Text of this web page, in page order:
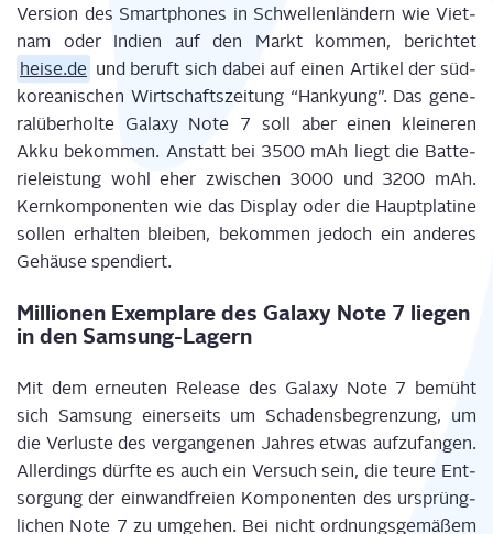
Ver­si­on des Smart­phones in Schwel­len­län­dern wie Viet­
nam oder Indi­en auf den Markt kom­men, berich­tet
heise.de und beruft sich dabei auf einen Arti­kel der süd­
ko­rea­ni­schen Wirt­schafts­zei­tung “Han­ky­ung”. Das gene­
ral­über­hol­te Gala­xy Note 7 soll aber einen klei­ne­ren
Akku bekom­men. Anstatt bei 3500 mAh liegt die Bat­te­
rie­leis­tung wohl eher zwi­schen 3000 und 3200 mAh.
Kern­kom­po­nen­ten wie das Dis­play oder die Haupt­pla­ti­ne
sol­len erhal­ten blei­ben, bekom­men jedoch ein ande­res
Gehäu­se spendiert.
Mil­lio­nen Exem­pla­re des Gala­xy Note 7 lie­gen
in den Samsung-Lagern
Mit dem erneu­ten Release des Gala­xy Note 7 bemüht
sich Sam­sung einer­seits um Scha­dens­be­gren­zung, um
die Ver­lus­te des ver­gan­ge­nen Jah­res etwas auf­zu­fan­gen.
Aller­dings dürf­te es auch ein Ver­such sein, die teu­re Ent­
sor­gung der ein­wand­frei­en Kom­po­nen­ten des ursprüng­
li­chen Note 7 zu umge­hen. Bei nicht ord­nungs­ge­mä­ßem